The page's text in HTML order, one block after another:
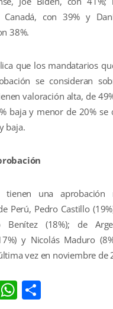
Canadá, con 39% y
38%.
que los mandatarios
se consideran
valoración alta, de
baja y menor de 20% se
baja.
tienen una
Perú, Pedro Castillo
Benítez (18%); de
y Nicolás Maduro
vez en noviembre de
WhatsApp